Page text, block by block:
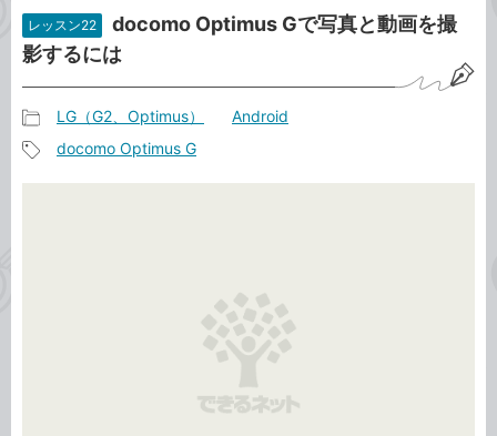
ト
レッスン22
docomo Optimus Gで写真と動画を撮
影するには
事
カ
LG（G2、Optimus） Android
docomo Optimus G